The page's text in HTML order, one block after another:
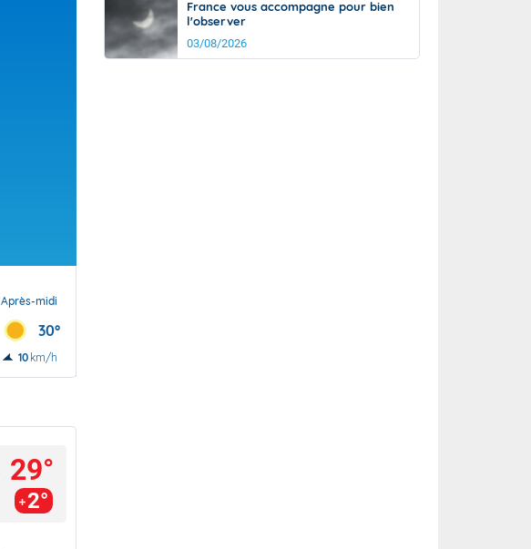
Après-midi
30°
10 km/h
29°
2°
France vous accompagne pour bien
l'observer
03/08/2026